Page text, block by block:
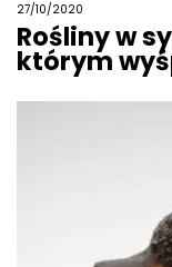
27/10/2020
Rośliny w
którym